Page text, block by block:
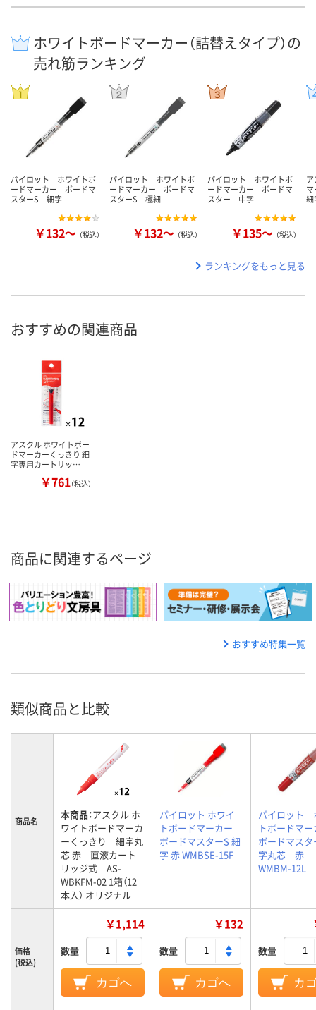
ホワイトボードマーカー（詰替えタイプ）の
売れ筋ランキング
パイロット ホワイトボ
ードマーカー ボードマ
スターS 細字
￥132～ （税込）
パイロット ホワイトボ
ードマーカー ボードマ
スターS 極細
￥132～ （税込）
パイロット ホワイトボ
ードマーカー ボードマ
スター 中字
￥135～ （税込）
細
ランキングをもっと見る
おすすめの関連商品
アスクル ホワイトボー
ドマーカーくっきり 細
字専用カートリッ…
￥761（税込）
商品に関連するページ
おすすめ特集一覧
類似商品と比較
商品名 本商品：アスクル ホ
ワイトボードマーカ
ーくっきり 細字丸
芯 赤 直液カート
リッジ式 AS-
WBKFM-02 1箱（12
本入） オリジナル
パイロット ホワイ
トボードマーカー
ボードマスターS 細
字 赤 WMBSE-15F
パイロット
トボードマ
ボードマス
字丸芯 赤
WMBM-12L
価格
(税込)
￥1,114
数量
カゴへ
￥132
数量
カゴへ
数量
カ